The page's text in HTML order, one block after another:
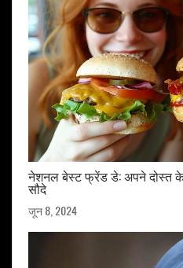
नेशनल बेस्ट फ्रेंड डे: अपने दोस्त
सौदे
जून 8, 2024